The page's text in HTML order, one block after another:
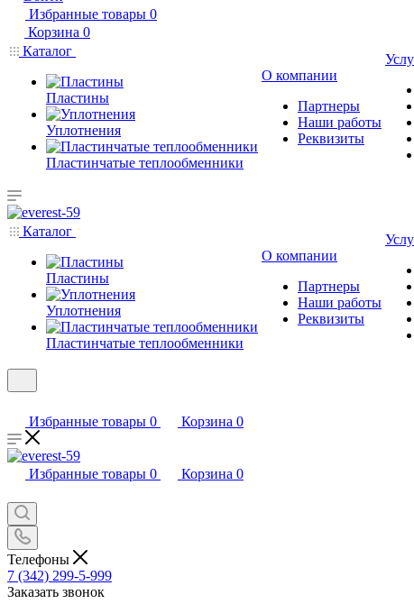
Избранные товары 0
Корзина 0
Каталог
Пластины
Уплотнения
Пластинчатые теплообменники
О компании
Партнеры
Наши работы
Реквизиты
Каталог
Пластины
Уплотнения
Пластинчатые теплообменники
О компании
Партнеры
Наши работы
Реквизиты
Избранные товары 0 Корзина 0
Избранные товары 0 Корзина 0
Телефоны
7 (342) 299-5-999
Заказать звонок